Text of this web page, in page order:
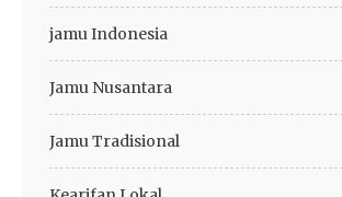
jamu Indonesia
Jamu Nusantara
Jamu Tradisional